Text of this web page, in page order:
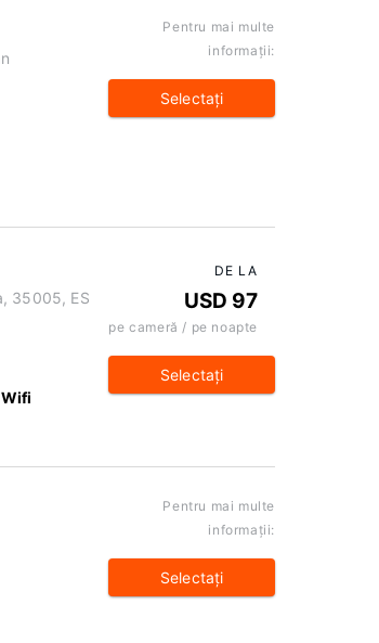
Pentru mai multe
informaţii:
Selectaţi
35005, ES
DE LA
USD 97
pe cameră / pe noapte
Selectaţi
Pentru mai multe
informaţii:
Selectaţi